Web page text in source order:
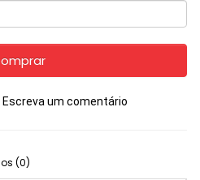
Escreva um comentário
(0)